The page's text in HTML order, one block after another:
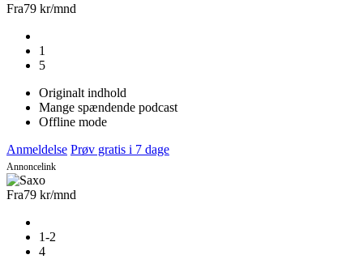
Fra79 kr/mnd
1
5
Originalt indhold
Mange spændende podcast
Offline mode
Anmeldelse Prøv gratis i 7 dage
Annoncelink
Fra79 kr/mnd
1-2
4